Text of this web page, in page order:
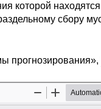
которой
сбору
прогнозирования»,